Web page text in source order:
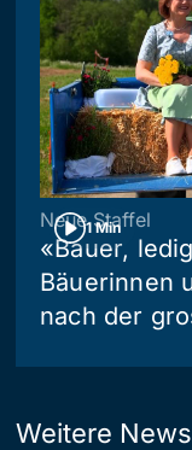
1 Min
Neue Staffel
«Bauer,
Bäuerinnen
nach der
Weitere News